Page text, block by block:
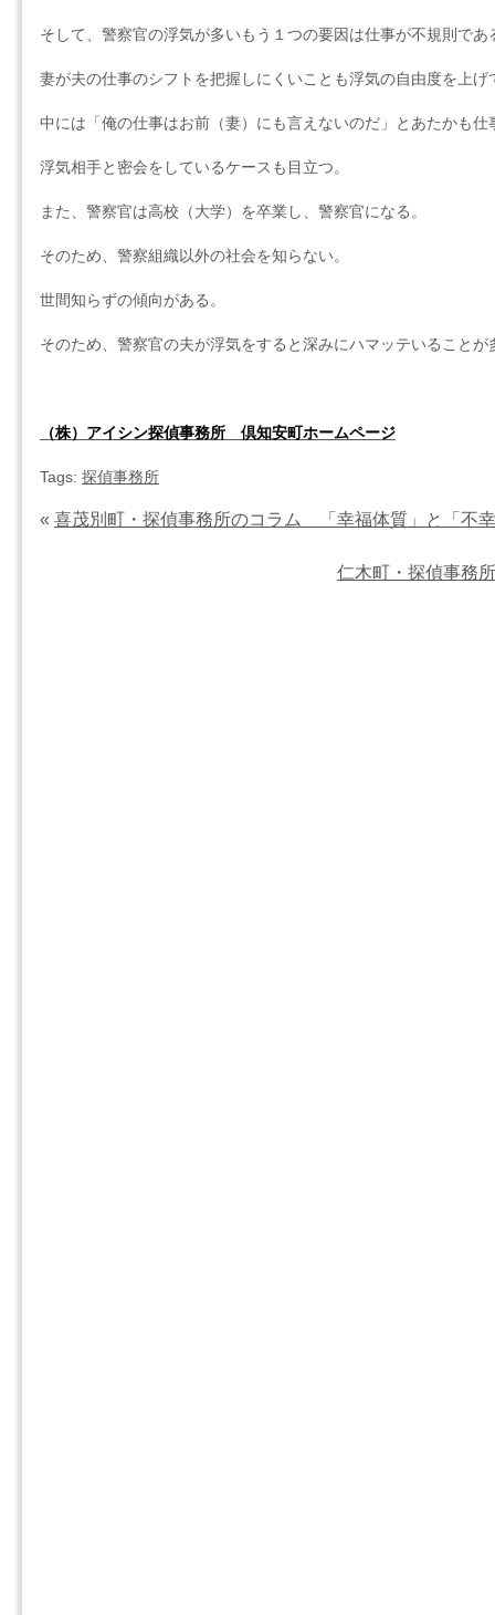
そして、警察官の浮気が多いもう１つの要因は仕事が不規則であ
妻が夫の仕事のシフトを把握しにくいことも浮気の自由度を上げ
中には「俺の仕事はお前（妻）にも言えないのだ」とあたかも仕
浮気相手と密会をしているケースも目立つ。
また、警察官は高校（大学）を卒業し、警察官になる。
そのため、警察組織以外の社会を知らない。
世間知らずの傾向がある。
そのため、警察官の夫が浮気をすると深みにハマッテいることが
（株）アイシン探偵事務所 倶知安町ホームページ
Tags: 探偵事務所
« 喜茂別町・探偵事務所のコラム 「幸福体質」と「不
仁木町・探偵事務